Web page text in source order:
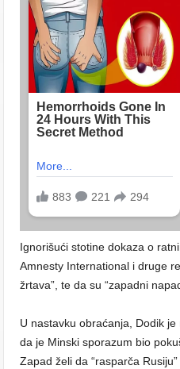
Ignorišući stotine dokaza o
Amnesty International i druge
žrtava”, te da su “zapadni
U nastavku obraćanja, Dodik
da je Minski sporazum bio
Zapad želi da “rasparča